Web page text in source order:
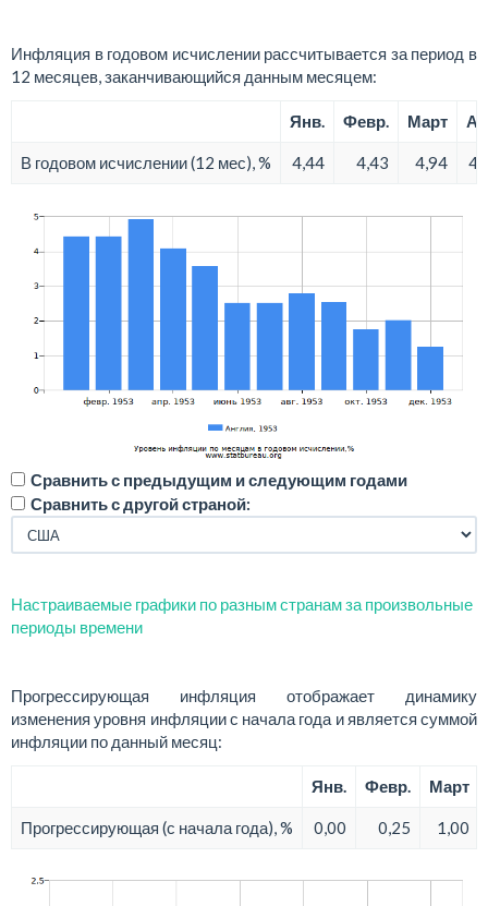
Инфляция в годовом исчислении рассчитывается за период в
12 месяцев, заканчивающийся данным месяцем:
Янв. Февр. Март
В годовом исчислении (12 мес), % 4,44 4,43 4,94
Сравнить с предыдущим и следующим годами
Сравнить с другой страной:
Настраиваемые графики по разным странам за произвольные
периоды времени
Прогрессирующая инфляция отображает динамику
изменения уровня инфляции с начала года и является суммой
инфляции по данный месяц:
Янв. Февр. Март
Прогрессирующая (с начала года), % 0,00 0,25 1,00